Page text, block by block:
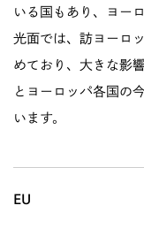
いる国もあり、ヨー
光面では、訪ヨーロ
めており、大きな影
とヨーロッパ各国の
います。
EU